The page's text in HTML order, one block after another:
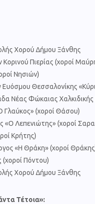
Χορού Δήμου Ξάνθης
Πιερίας (χοροί
Νησιών)
Ευόσμου Θεσσαλονίκης
Νέας Φώκαιας
Γλαύκος» (χοροί Θάσου)
Λεπενιώτης» (χοροί
Κρήτης)
«Η Θράκη» (χοροί
Πόντου)
Χορού Δήμου Ξάνθης
Τέτοια»: